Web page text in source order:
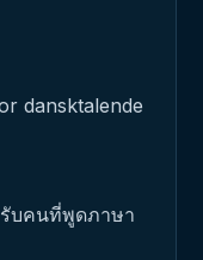
dansktalende
บคนที่พูดภาษา